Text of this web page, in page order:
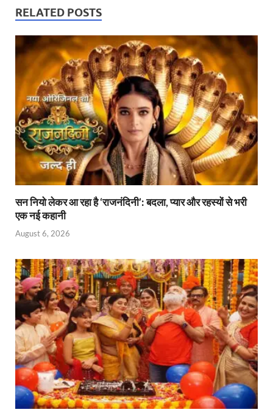
s
A
p
p
b
o
o
k
er
ie
n
dl
y
dI
n
RELATED POSTS
सन नियो लेकर आ रहा है ‘राजनंदिनी’: बदला, प्यार और रहस्यों से भरी
एक नई कहानी
August 6, 2026